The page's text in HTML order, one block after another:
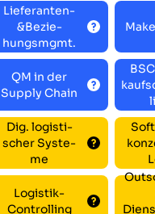
Lie­fe­ran­ten-
&Be­zie­
hungs­mgmt.
QM in der
Sup­ply Chain
Dig. lo­gis­ti­
scher Sys­te­
me
Lo­gis­tik-
Con­trol­ling